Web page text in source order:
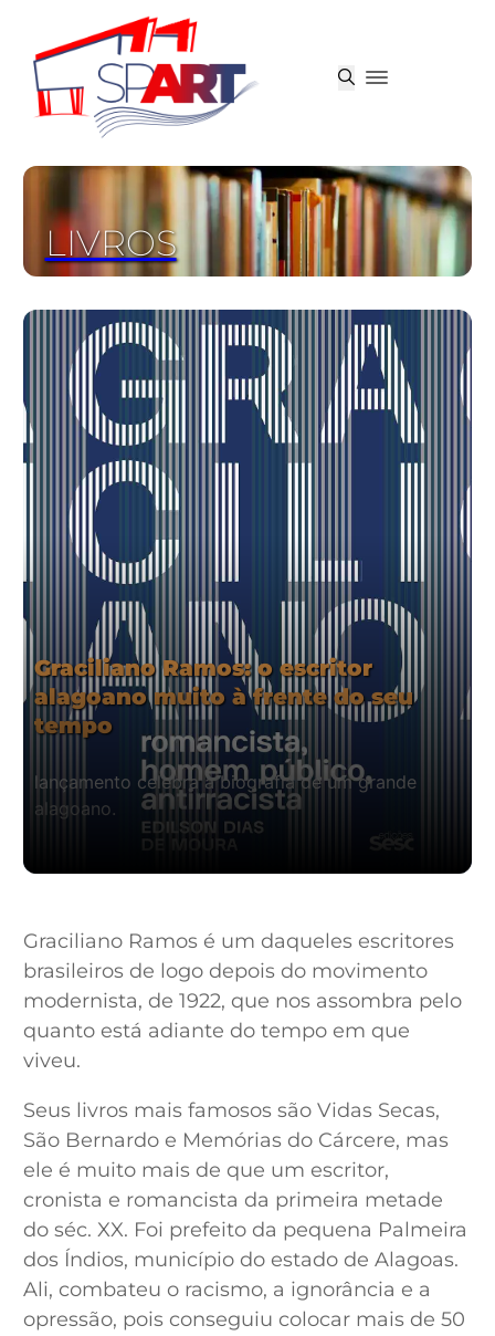
LIVROS
Graciliano Ramos: o escritor
alagoano muito à frente do seu
tempo
lançamento celebra a biografia de um grande
alagoano.
Graciliano Ramos é um daqueles escritores
brasileiros de logo depois do movimento
modernista, de 1922, que nos assombra pelo
quanto está adiante do tempo em que
viveu.
Seus livros mais famosos são Vidas Secas,
São Bernardo e Memórias do Cárcere, mas
ele é muito mais de que um escritor,
cronista e romancista da primeira metade
do séc. XX. Foi prefeito da pequena Palmeira
dos Índios, município do estado de Alagoas.
Ali, combateu o racismo, a ignorância e a
opressão, pois conseguiu colocar mais de 50